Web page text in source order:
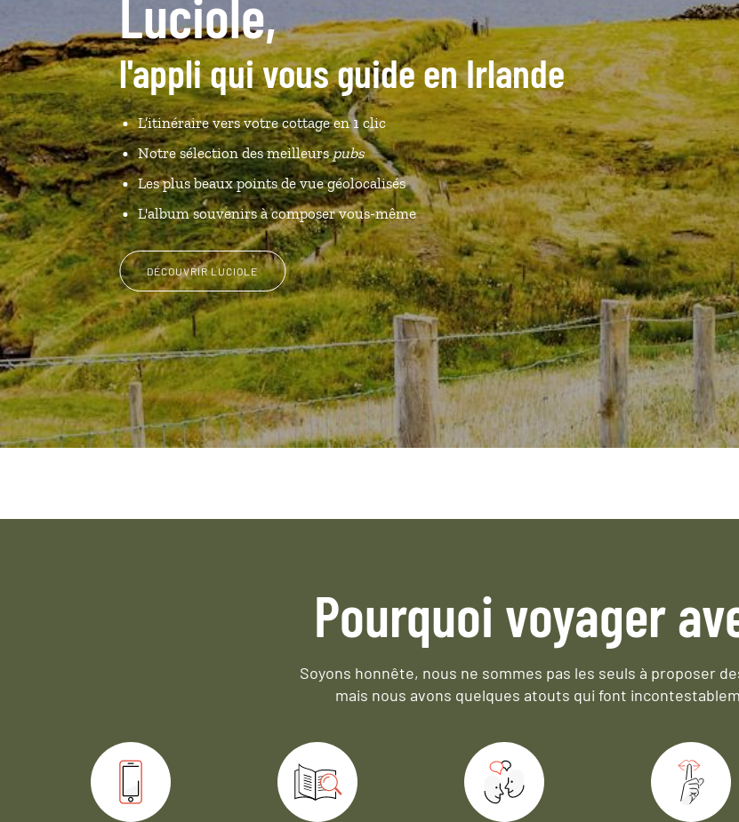
Luciole,
l'appli qui vous guide en Irlande
L’itinéraire vers votre cottage en 1 clic
Notre sélection des meilleurspubs
Les plus beaux points de vue géolocalisés
L'album souvenirs à composer vous-même
DÉCOUVRIR LUCIOLE
Pourquoi voyager
Soyons honnête, nous ne sommes pas les seuls à proposer
mais nous avons quelques atouts qui font